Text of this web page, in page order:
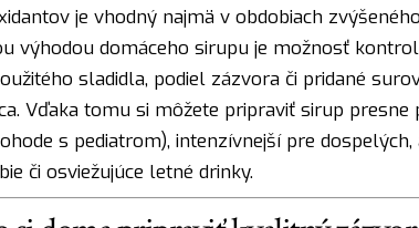
je vhodný najmä v obdobiach
výhodou domáceho sirupu je možnosť
sladidla, podiel zázvora či pridané
Vďaka tomu si môžete pripraviť sirup presne
s pediatrom), intenzívnejší pre
či osviežujúce letné drinky.